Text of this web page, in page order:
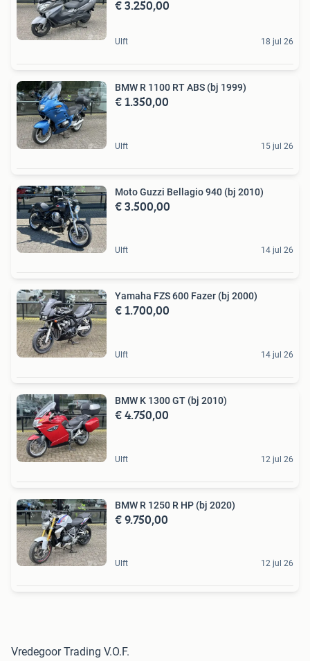
€ 3.250,00
Ulft 18 jul 26
BMW R 1100 RT ABS (bj 1999)
€ 1.350,00
Ulft 15 jul 26
Moto Guzzi Bellagio 940 (bj 2010)
€ 3.500,00
Ulft 14 jul 26
Yamaha FZS 600 Fazer (bj 2000)
€ 1.700,00
Ulft 14 jul 26
BMW K 1300 GT (bj 2010)
€ 4.750,00
Ulft 12 jul 26
BMW R 1250 R HP (bj 2020)
€ 9.750,00
Ulft 12 jul 26
Vredegoor Trading V.O.F.